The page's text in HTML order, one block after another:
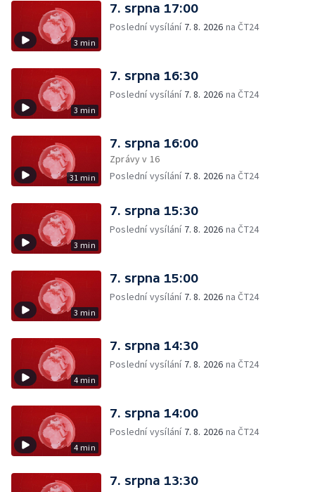
3 min
7. srpna 17:00
Poslední vysílání 7. 8. 2026 na ČT24
3 min
7. srpna 16:30
Poslední vysílání 7. 8. 2026 na ČT24
31 min
7. srpna 16:00
Zprávy v 16
Poslední vysílání 7. 8. 2026 na ČT24
3 min
7. srpna 15:30
Poslední vysílání 7. 8. 2026 na ČT24
3 min
7. srpna 15:00
Poslední vysílání 7. 8. 2026 na ČT24
4 min
7. srpna 14:30
Poslední vysílání 7. 8. 2026 na ČT24
4 min
7. srpna 14:00
Poslední vysílání 7. 8. 2026 na ČT24
7. srpna 13:30